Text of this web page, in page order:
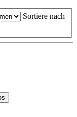
Sortiere nach